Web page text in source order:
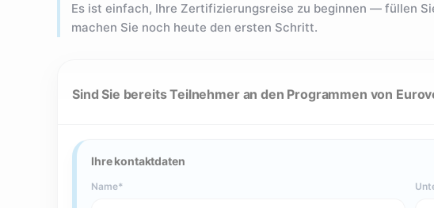
Es ist einfach, Ihre Zertifizierungsreise zu beginnen — füllen
machen Sie noch heute den ersten Schritt.
Sind Sie bereits Teilnehmer an den Programmen von
Ihre kontaktdaten
Name